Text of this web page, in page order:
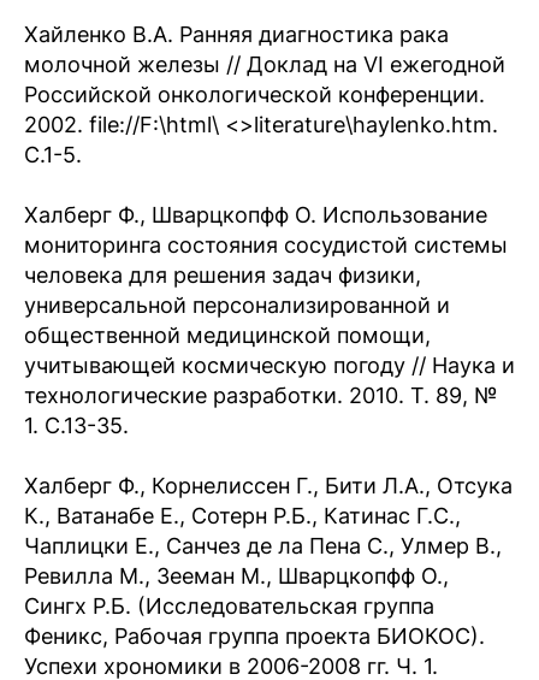
Хайленко В.А. Ранняя диагностика рака
молочной железы // Доклад на VI ежегодной
Российской онкологической конференции.
2002. file://F:\html\ <>literature\haylenko.htm.
С.1-5.
Халберг Ф., Шварцкопфф О. Использование
мониторинга состояния сосудистой системы
человека для решения задач физики,
универсальной персонализированной и
общественной медицинской помощи,
учитывающей космическую погоду // Наука и
технологические разработки. 2010. Т. 89, №
1. С.13-35.
Халберг Ф., Корнелиссен Г., Бити Л.А., Отсука
К., Ватанабе Е., Сотерн Р.Б., Катинас Г.С.,
Чаплицки Е., Санчез де ла Пена С., Улмер В.,
Ревилла М., Зееман М., Шварцкопфф О.,
Сингх Р.Б. (Исследовательская группа
Феникс, Рабочая группа проекта БИОКОС).
Успехи хрономики в 2006-2008 гг. Ч. 1.